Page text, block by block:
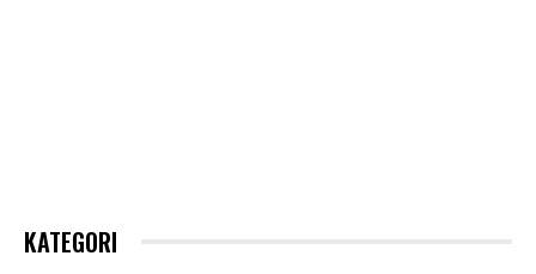
KATEGORI